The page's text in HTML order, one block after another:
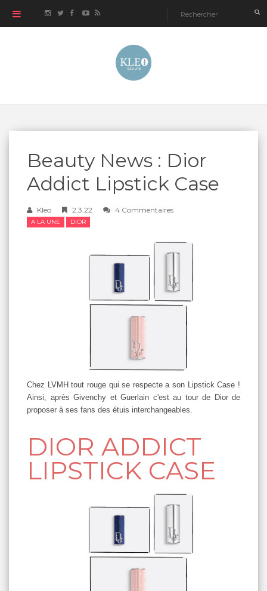
Beauty News : Dior
Addict Lipstick Case
Kleo 2.3.22 4 Commentaires
A LA UNE DIOR
Chez LVMH tout rouge qui se respecte a son Lipstick Case !
Ainsi, après Givenchy et Guerlain c'est au tour de Dior de
proposer à ses fans des étuis interchangeables.
DIOR ADDICT
LIPSTICK CASE